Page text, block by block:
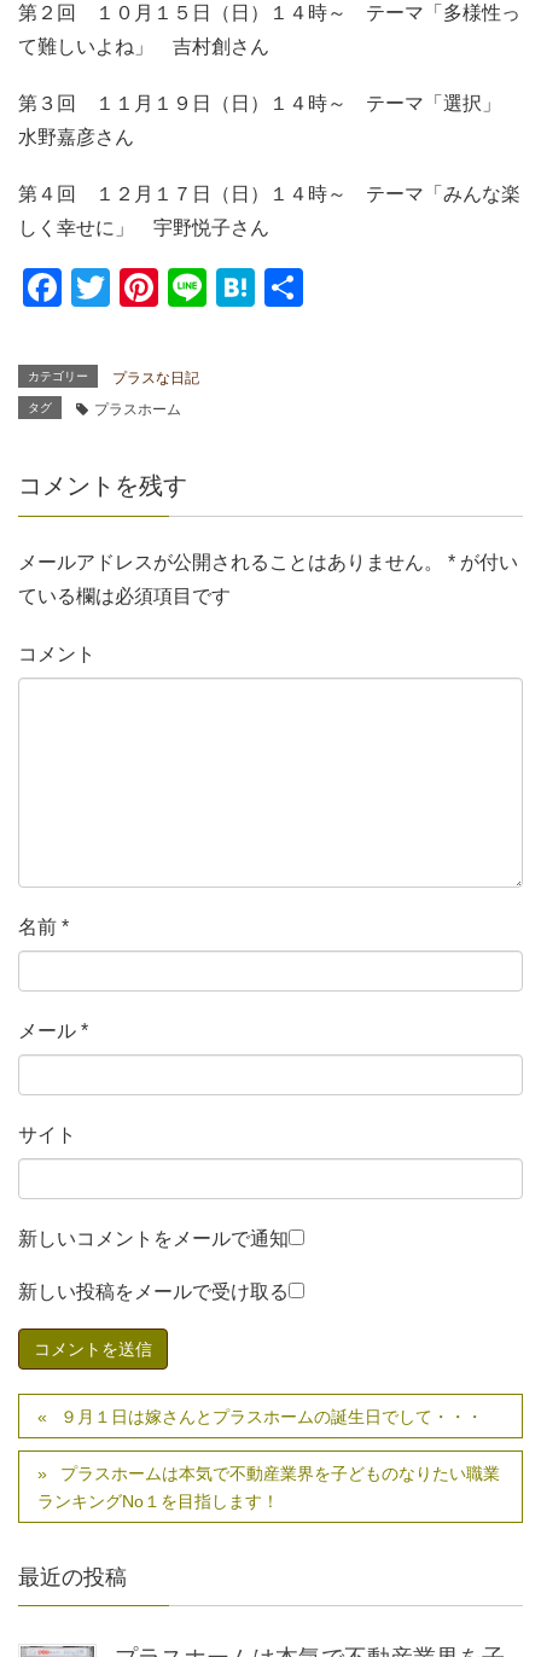
第２回 １０月１５日（日）１４時～ テーマ「多様性っ
て難しいよね」 吉村創さん
第３回 １１月１９日（日）１４時～ テーマ「選択」
水野嘉彦さん
第４回 １２月１７日（日）１４時～ テーマ「みんな楽
しく幸せに」 宇野悦子さん
F
c
e
o
o
k
T
tt
er
Pi
er
e
Li
H
カテゴリー プラスな日記
タグ プラスホーム
コメントを残す
メールアドレスが公開されることはありません。 * が付い
ている欄は必須項目です
コメント
名前 *
メール *
サイト
新しいコメントをメールで通知
新しい投稿をメールで受け取る
９月１日は嫁さんとプラスホームの誕生日でして・・・
プラスホームは本気で不動産業界を子どものなりたい職業
ランキングNo１を目指します！
最近の投稿